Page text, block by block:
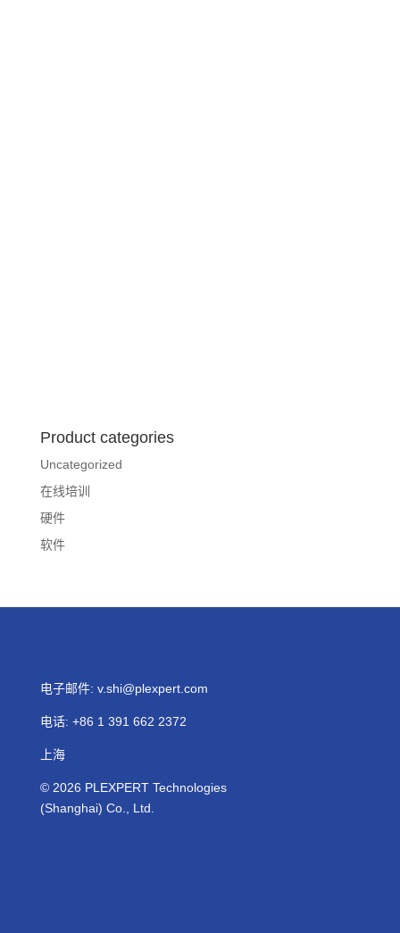
Product categories
Uncategorized
在线培训
硬件
软件
电子邮件: v.shi@plexpert.com
电话: +86 1 391 662 2372
上海
© 2026 PLEXPERTTechnologies
(Shanghai) Co., Ltd.